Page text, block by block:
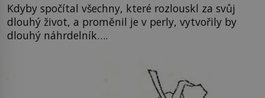
Kdyby spočítal všechny, které rozlouskl za svůj
dlouhý život, a proměnil je v perly, vytvořily by
dlouhý náhrdelník….